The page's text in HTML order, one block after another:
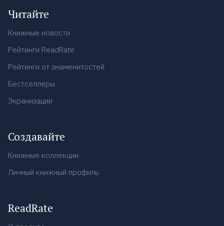
Читайте
Книжные новости
Рейтинги ReadRate
Рейтинги от знаменитостей
Бестселлеры
Экранизации
Создавайте
Книжные коллекции
Личный книжный профиль
ReadRate